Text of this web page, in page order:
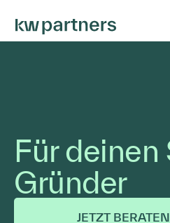
Für deinen
Gründer
JETZT